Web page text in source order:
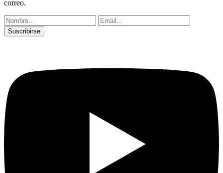
correo.
Suscribirse